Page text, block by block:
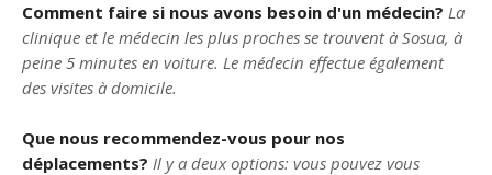
Comment faire si nous avons besoin d'un médecin? La
clinique et le médecin les plus proches se trouvent à Sosua, à
peine 5 minutes en voiture. Le médecin effectue également
des visites à domicile.
Que nous recommendez-vous pour nos
déplacements? Il y a deux options: vous pouvez vous